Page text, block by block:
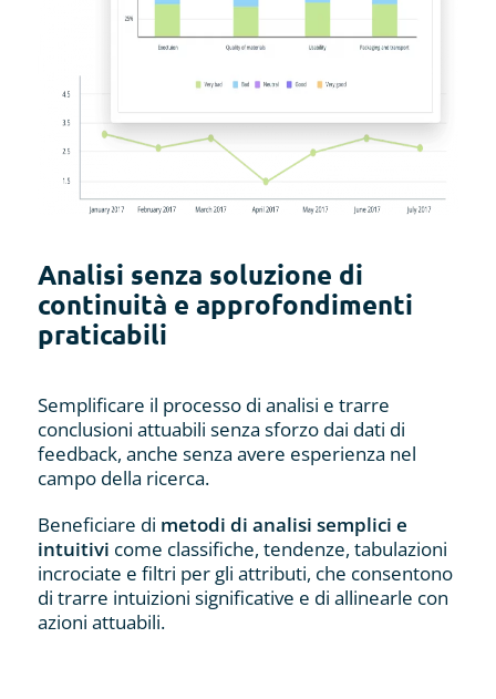
Analisi senza soluzione di
continuità e approfondimenti
praticabili
Semplificare il processo di analisi e trarre
conclusioni attuabili senza sforzo dai dati di
feedback, anche senza avere esperienza nel
campo della ricerca.
Beneficiare di metodi di analisi semplici e
intuitivi come classifiche, tendenze, tabulazioni
incrociate e filtri per gli attributi, che consentono
di trarre intuizioni significative e di allinearle con
azioni attuabili.